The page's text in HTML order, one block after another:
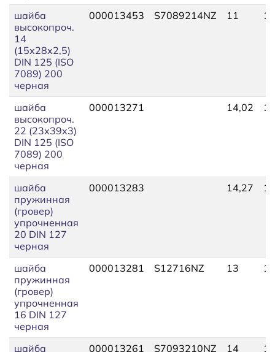
шайба
высокопроч.
14
(15х28х2,5)
DIN 125 (ISO
7089) 200
черная
000013453 S7089214NZ 11
шайба
высокопроч.
22 (23х39х3)
DIN 125 (ISO
7089) 200
черная
000013271 14,02
шайба
пружинная
(гровер)
упрочненная
20 DIN 127
черная
000013283 14,27
шайба
пружинная
(гровер)
упрочненная
16 DIN 127
черная
000013281 S12716NZ 13
шайба 000013261 S7093210NZ 14